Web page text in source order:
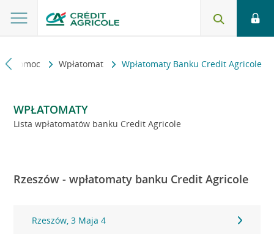
i pomoc Wpłatomat Wpłatomaty Banku Credit Agricole
WPŁATOMATY
Lista wpłatomatów banku Credit Agricole
Rzeszów - wpłatomaty banku Credit Agricole
Rzeszów, 3 Maja 4